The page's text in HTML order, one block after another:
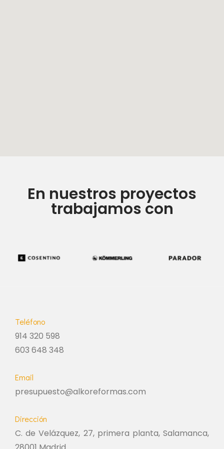
En nuestros proyectos
trabajamos con
Teléfono
914 320 598
603 648 348
Email
presupuesto@alkoreformas.com
Dirección
C. de Velázquez, 27, primera planta, Salamanca,